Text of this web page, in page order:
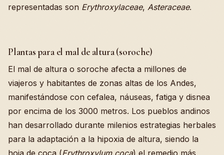
representadas son Erythroxylaceae, Asteraceae.
Plantas para el mal de altura (soroche)
El mal de altura o soroche afecta a millones de
viajeros y habitantes de zonas altas de los Andes,
manifestándose con cefalea, náuseas, fatiga y disnea
por encima de los 3000 metros. Los pueblos andinos
han desarrollado durante milenios estrategias herbales
para la adaptación a la hipoxia de altura, siendo la
hoja de coca (Erythroxylum coca) el remedio más